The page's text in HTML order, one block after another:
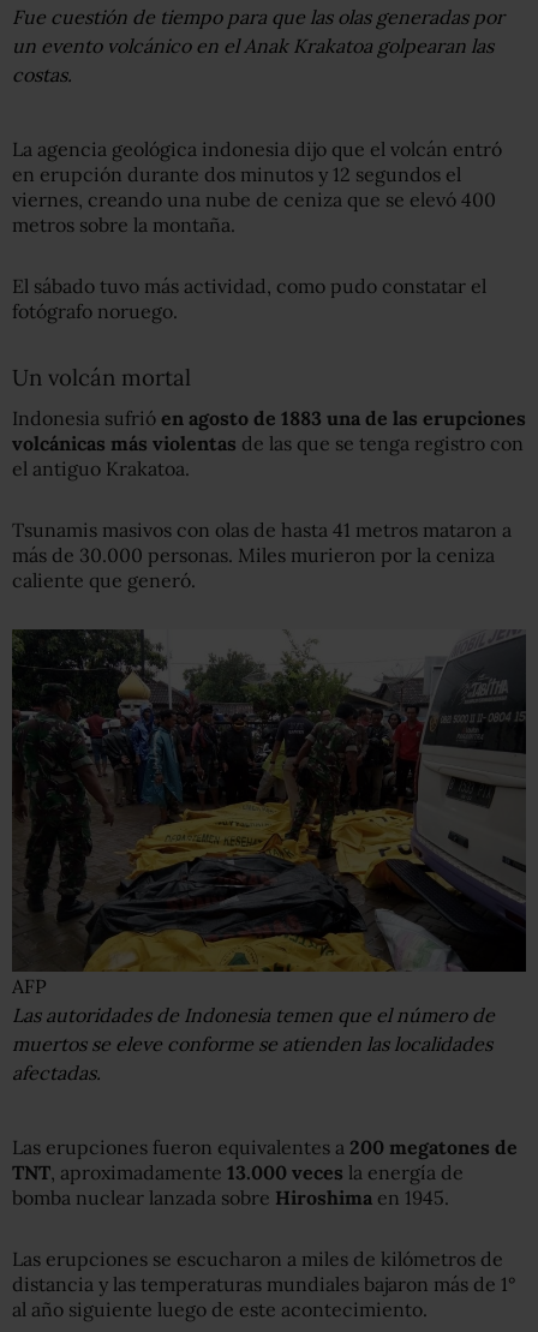
Fue cuestión de tiempo para que las olas generadas por
un evento volcánico en el Anak Krakatoa golpearan las
costas.
La agencia geológica indonesia dijo que el volcán entró
en erupción durante dos minutos y 12 segundos el
viernes, creando una nube de ceniza que se elevó 400
metros sobre la montaña.
El sábado tuvo más actividad, como pudo constatar el
fotógrafo noruego.
Un volcán mortal
Indonesia sufrió en agosto de 1883 una de las erupciones
volcánicas más violentas de las que se tenga registro con
el antiguo Krakatoa.
Tsunamis masivos con olas de hasta 41 metros mataron a
más de 30.000 personas. Miles murieron por la ceniza
caliente que generó.
AFP
Las autoridades de Indonesia temen que el número de
muertos se eleve conforme se atienden las localidades
afectadas.
Las erupciones fueron equivalentes a 200 megatones de
TNT , aproximadamente 13.000 veces la energía de
bomba nuclear lanzada sobre Hiroshima en 1945.
Las erupciones se escucharon a miles de kilómetros de
distancia y las temperaturas mundiales bajaron más de 1°
al año siguiente luego de este acontecimiento.